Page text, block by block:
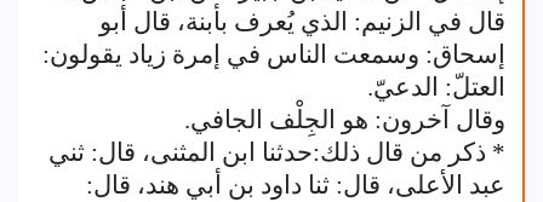
قال في الزنيم: الذي يُعرف بأبنة، قال أبو
إسحاق: وسمعت الناس في إمرة زياد يقولون:
العتلّ: الدعيّ.
وقال آخرون: هو الجِلْف الجافي.
* ذكر من قال ذلك:حدثنا ابن المثنى، قال: ثني
عبد الأعلى، قال: ثنا داود بن أبي هند، قال: